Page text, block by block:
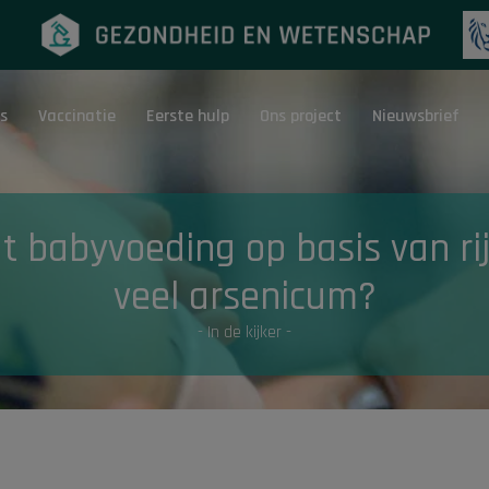
Eerste hulp
Vaccinatie Eerste hulp Ons project Nieuwsbrief
babyvoeding op basis van
veel arsenicum?
- In de kijker -